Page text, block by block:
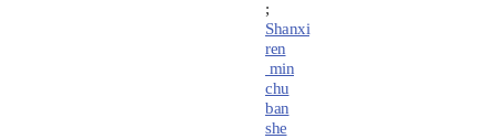
;
Shanxi
ren
min
chu
ban
she